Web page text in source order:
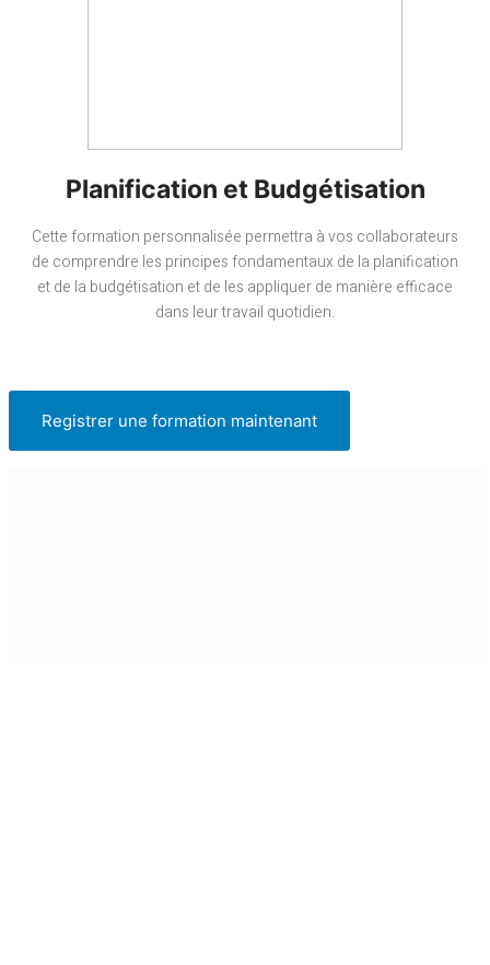
Planification et Budgétisation
Cette formation personnalisée permettra à vos collaborateurs
de comprendre les principes fondamentaux de la planification
et de la budgétisation et de les appliquer de manière efficace
dans leur travail quotidien.
Registrer une formation maintenant